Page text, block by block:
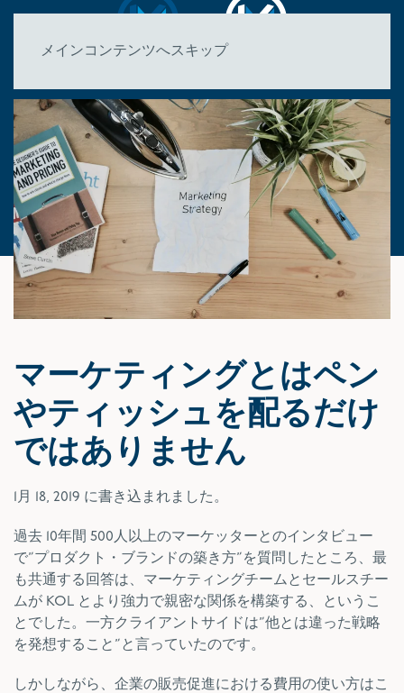
メインコンテンツへスキップ
マーケティングとはペン
やティッシュを配るだけ
ではありません
1月 18, 2019 に書き込まれました。
過去 10年間 500人以上のマーケッターとのインタビュー
で”プロダクト・ブランドの築き方”を質問したところ、最
も共通する回答は、マーケティングチームとセールスチー
ムが KOL とより強力で親密な関係を構築する、というこ
とでした。一方クライアントサイドは”他とは違った戦略
を発想すること”と言っていたのです。
しかしながら、企業の販売促進における費用の使い方はこ